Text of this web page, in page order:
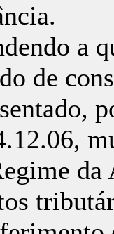
a
de
da